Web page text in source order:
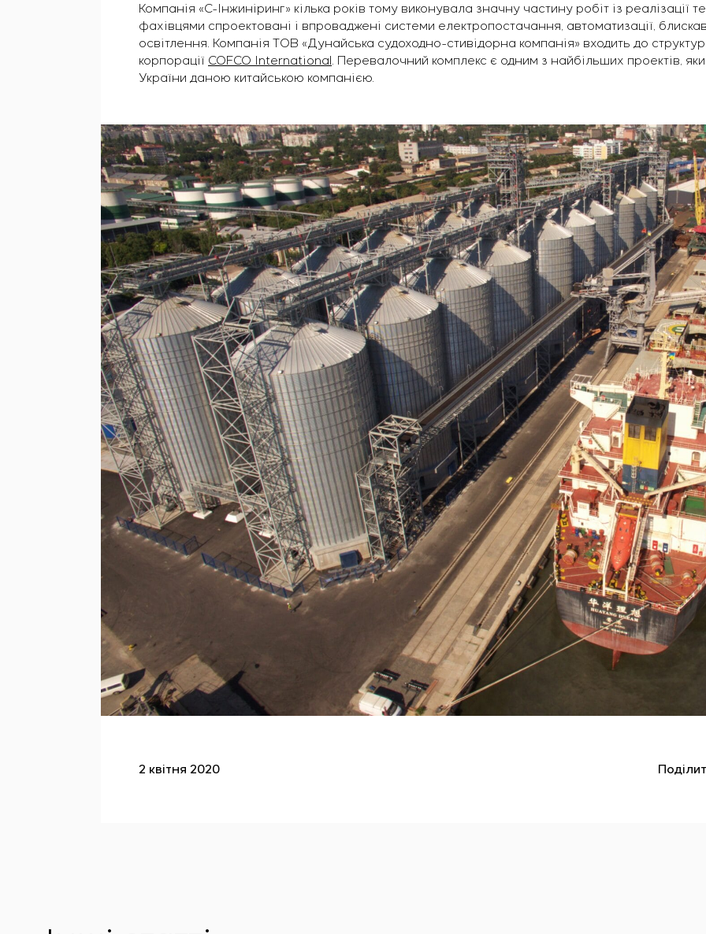
Компанія «С-Інжиніринг» кілька років тому виконувала значну частину робіт із
фахівцями спроектовані і впроваджені системи електропостачання, автоматизації,
освітлення. Компанія ТОВ «Дунайська судоходно-стивідорна компанія» входить до
корпорації COFCO International. Перевалочний комплекс є одним з найбільших проектів,
України даною китайською компанією.
2 квітня 2020